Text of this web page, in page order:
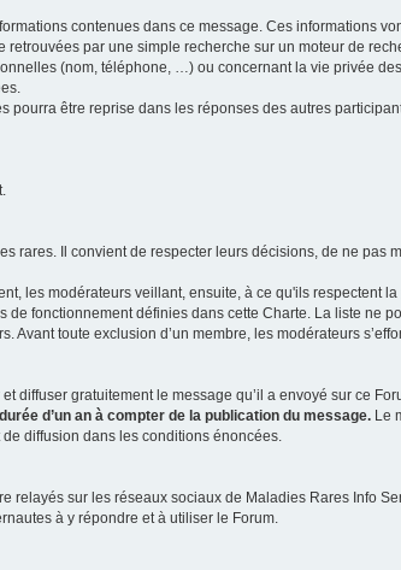
contenues dans ce message. Ces informations
par une simple recherche sur un moteur de
(nom, téléphone, …) ou concernant la vie privée
pourra être reprise dans les réponses des autres
rares. Il convient de respecter leurs décisions, de ne pas
les modérateurs veillant, ensuite, à ce qu'ils respectent
fonctionnement définies dans cette Charte. La liste ne
toute exclusion d’un membre, les modérateurs
diffuser gratuitement le message qu’il a envoyé sur ce
d’un an à compter de la publication du message. Le
diffusion dans les conditions énoncées.
relayés sur les réseaux sociaux de Maladies Rares Info
à y répondre et à utiliser le Forum.